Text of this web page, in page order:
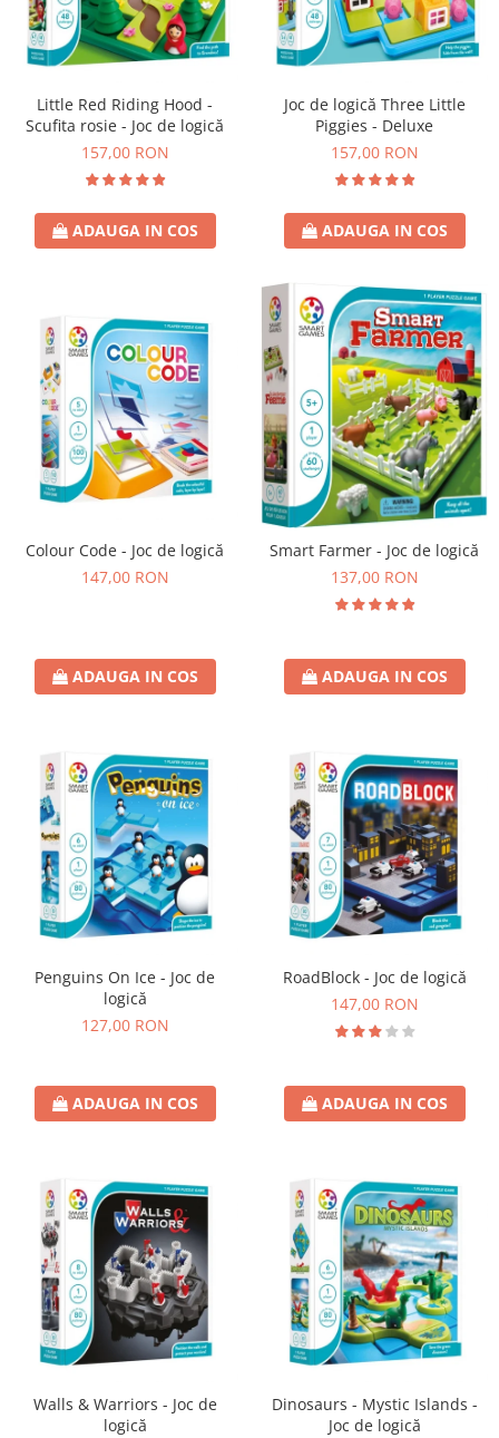
Little Red Riding Hood -
Scufita rosie - Joc de logică
157,00 RON
ADAUGA IN COS
Joc de logică Three Little
Piggies - Deluxe
157,00 RON
ADAUGA IN COS
Colour Code - Joc de logică
147,00 RON
ADAUGA IN COS
Smart Farmer - Joc de logică
137,00 RON
ADAUGA IN COS
Penguins On Ice - Joc de
logică
127,00 RON
ADAUGA IN COS
RoadBlock - Joc de logică
147,00 RON
ADAUGA IN COS
Walls & Warriors - Joc de
logică
Dinosaurs - Mystic Islands -
Joc de logică